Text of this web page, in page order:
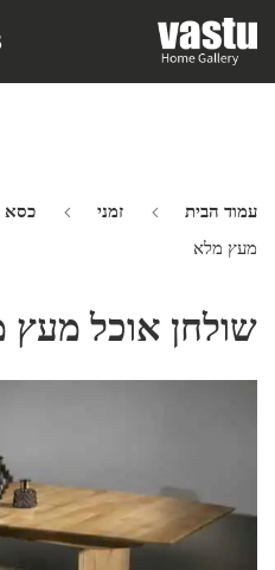
עמוד הבית זמני כסא Stavanger
מעץ מלא
שולחן אוכל מעץ